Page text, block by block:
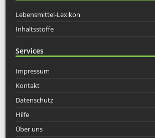
Lebensmittel-Lexikon
Inhaltsstoffe
Services
Impressum
Kontakt
Datenschutz
Hilfe
Über uns